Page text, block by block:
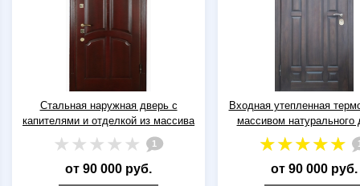
Стальная наружная дверь с
капителями и отделкой из массива
1
от 90 000 руб.
Входная утепленная
массивом натурального
от 90 000 руб.